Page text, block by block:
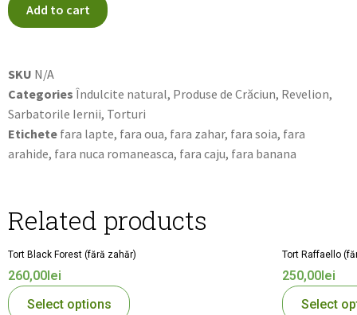
Add to cart
SKU N/A
Categories Îndulcite natural, Produse de Crăciun, Revelion,
Sarbatorile Iernii, Torturi
Etichete fara lapte, fara oua, fara zahar, fara soia, fara
arahide, fara nuca romaneasca, fara caju, fara banana
Related products
Tort Black Forest (fără zahăr)
260,00lei
Select options
Tort Raffaello
250,00lei
Select